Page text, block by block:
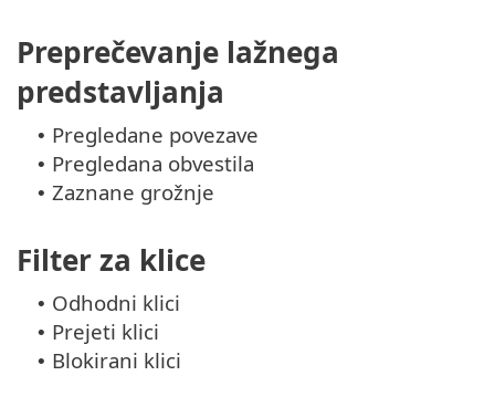
Preprečevanje lažnega
predstavljanja
• Pregledane povezave
• Pregledana obvestila
• Zaznane grožnje
Filter za klice
• Odhodni klici
• Prejeti klici
• Blokirani klici